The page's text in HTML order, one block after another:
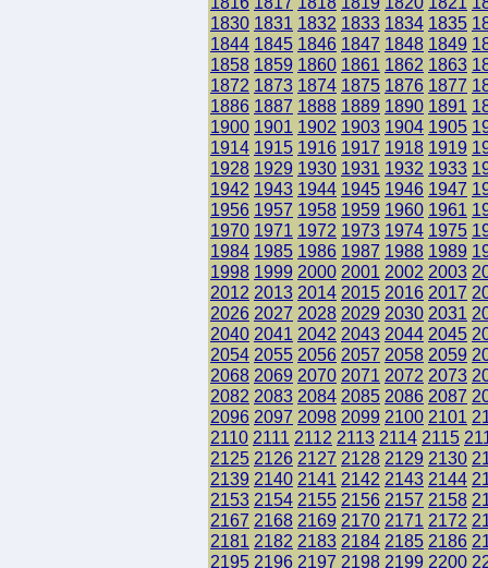
1830 1831 1832 1833 1834 1835
1844 1845 1846 1847 1848 1849
1858 1859 1860 1861 1862 1863
1872 1873 1874 1875 1876 1877
1886 1887 1888 1889 1890 1891
1900 1901 1902 1903 1904 1905
1914 1915 1916 1917 1918 1919
1928 1929 1930 1931 1932 1933
1942 1943 1944 1945 1946 1947
1956 1957 1958 1959 1960 1961
1970 1971 1972 1973 1974 1975
1984 1985 1986 1987 1988 1989
1998 1999 2000 2001 2002 2003
2012 2013 2014 2015 2016 2017
2026 2027 2028 2029 2030 2031
2040 2041 2042 2043 2044 2045
2054 2055 2056 2057 2058 2059
2068 2069 2070 2071 2072 2073
2082 2083 2084 2085 2086 2087
2096 2097 2098 2099 2100 2101
2110 2111 2112 2113 2114 2115
2125 2126 2127 2128 2129 2130
2139 2140 2141 2142 2143 2144
2153 2154 2155 2156 2157 2158
2167 2168 2169 2170 2171 2172
2181 2182 2183 2184 2185 2186
2195 2196 2197 2198 2199 2200